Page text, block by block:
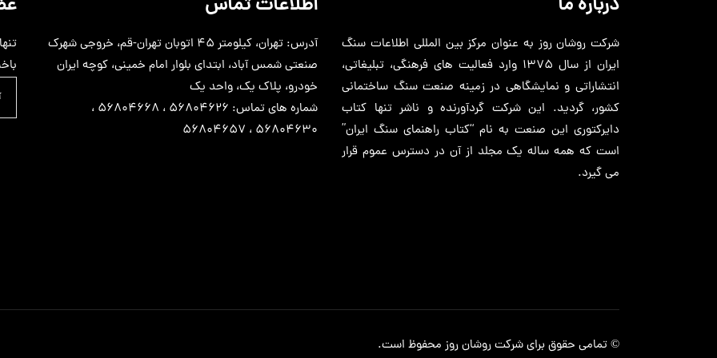
درباره ما
شرکت روشان روز به عنوان مرکز بین المللی اطلاعات سنگ
ایران از سال 1375 وارد فعالیت های فرهنگی، تبلیغاتی،
انتشاراتی و نمایشگاهی در زمینه صنعت سنگ ساختمانی
کشور، گردید. این شرکت گردآورنده و ناشر تنها کتاب
دایرکتوری این صنعت به نام “کتاب راهنمای سنگ ایران”
است که همه ساله یک مجلد از آن در دسترس عموم قرار
می گیرد.
اطلاعات تماس
آدرس: تهران، کیلومتر 45 اتوبان تهران-قم، خروجی شهرک
صنعتی شمس آباد، ابتدای بلوار امام خمینی، کوچه ایران
خودرو، پلاک یک، واحد یک
شماره های تماس: 56804626 ، 56804668 ،
56804630 ، 56804657
© تمامی حقوق برای شرکتروشان روز محفوظ است.